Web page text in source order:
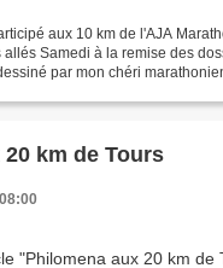
aux 10 km de l'AJA
Samedi à la remise des
par mon chéri
km de Tours